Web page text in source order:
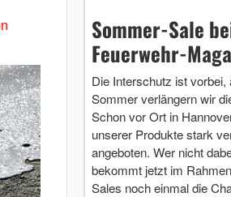
Sommer-Sale
Feuerwehr-
Die Interschutz ist
Sommer verlängern wir
Schon vor Ort in
unserer Produkte stark
angeboten. Wer nicht
bekommt jetzt im
Sales noch einmal die